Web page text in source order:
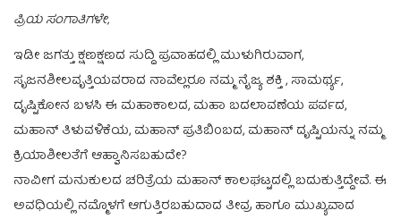
ಪ್ರಿಯ ಸಂಗಾತಿಗಳೇ,
ಇಡೀ ಜಗತ್ತು ಕ್ಷಣಕ್ಷಣದ ಸುದ್ದಿ ಪ್ರವಾಹದಲ್ಲಿ ಮುಳುಗಿರುವಾಗ,
ಸೃಜನಶೀಲವೃತ್ತಿಯವರಾದ ನಾವೆಲ್ಲರೂ ನಮ್ಮ ನೈಜ್ಯ ಶಕ್ತಿ , ಸಾಮರ್ಥ್ಯ,
ದೃಷ್ಟಿಕೋನ ಬಳಸಿ ಈ ಮಹಾಕಾಲದ, ಮಹಾ ಬದಲಾವಣೆಯ ಪರ್ವದ,
ಮಹಾನ್ ತಿಳುವಳಿಕೆಯ, ಮಹಾನ್ ಪ್ರತಿಬಿಂಬದ, ಮಹಾನ್ ದೃಷ್ಟಿಯನ್ನು ನಮ್ಮ
ಕ್ರಿಯಾಶೀಲತೆಗೆ ಆಹ್ವಾನಿಸಬಹುದೇ?
ನಾವೀಗ ಮನುಕುಲದ ಚರಿತ್ರೆಯ ಮಹಾನ್ ಕಾಲಘಟ್ಟದಲ್ಲಿ ಬದುಕುತ್ತಿದ್ದೇವೆ. ಈ
ಅವಧಿಯಲ್ಲಿ ನಮ್ಮೊಳಗೆ ಆಗುತ್ತಿರಬಹುದಾದ ತೀವ್ರ ಹಾಗೂ ಮುಖ್ಯವಾದ